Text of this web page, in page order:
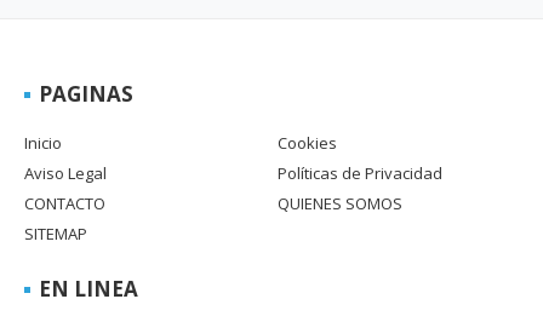
PAGINAS
Inicio
Cookies
Aviso Legal
Políticas de Privacidad
CONTACTO
QUIENES SOMOS
SITEMAP
EN LINEA